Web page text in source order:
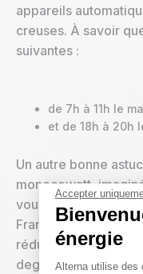
appareils
creuses. À savoir
suivantes :
de 7h à 11h le
et de 18h à 20h
Un autre bonne
monecowatt,
vous informe de la
France, et vous
réduire ou décaler
degré de la
Accepter
énergie
Alterna utilise des